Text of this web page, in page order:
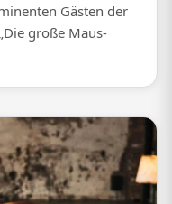
Gästen der
große Maus-